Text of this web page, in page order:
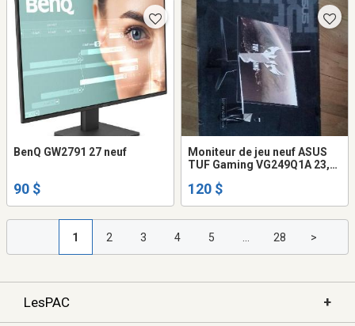
BenQ GW2791 27 neuf
90 $
Moniteur de jeu neuf ASUS
TUF Gaming VG249Q1A 23,8"
120 $
1 2 3 4 5 28 >
LesPAC +